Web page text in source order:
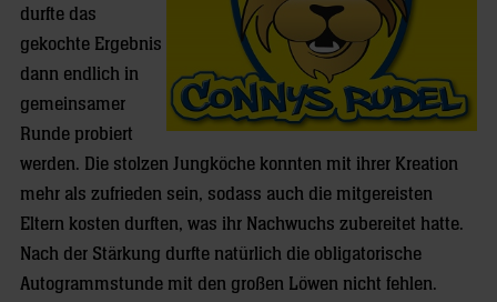
durfte das
gekochte Ergebnis
dann endlich in
gemeinsamer
Runde probiert
werden. Die stolzen Jungköche konnten mit ihrer Kreation
mehr als zufrieden sein, sodass auch die mitgereisten
Eltern kosten durften, was ihr Nachwuchs zubereitet hatte.
Nach der Stärkung durfte natürlich die obligatorische
Autogrammstunde mit den großen Löwen nicht fehlen.